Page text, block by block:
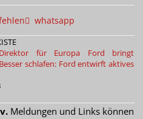
whatsapp
für Europa
Ford bringt
Besser schlafen: Ford entwirft aktives
Meldungen und Links können